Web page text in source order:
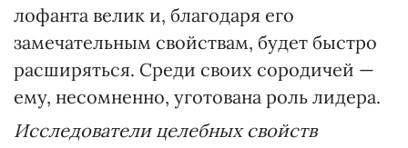
лофанта велик и, благодаря его
замечательным свойствам, будет быстро
расширяться. Среди своих сородичей —
ему, несомненно, уготована роль лидера.
Исследователи целебных свойств